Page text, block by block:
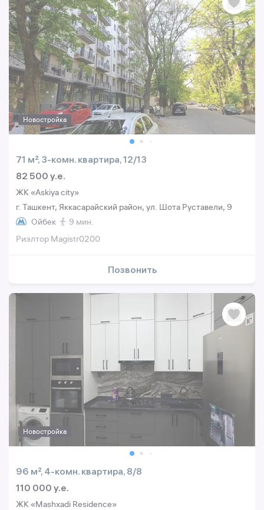
Новостройка
71 м², 3-комн. квартира, 12/13
82 500 y.e.
ЖК «Askiya city»
г. Ташкент, Яккасарайский район, ул. Шота Руставели, 9
Ойбек
9 мин.
Риэлтор Magistr0200
Позвонить
Новостройка
96 м², 4-комн. квартира, 8/8
110 000 y.e.
ЖК «Mashxadi Residence»